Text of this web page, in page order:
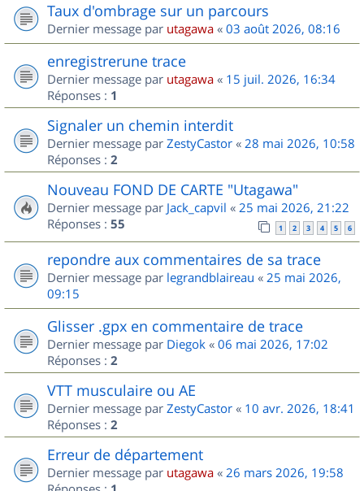
Taux d'ombrage sur un parcours
Dernier message par utagawa « 03 août 2026, 08:16
enregistrerune trace
Dernier message par utagawa « 15 juil. 2026, 16:34
Réponses : 1
Signaler un chemin interdit
Dernier message par ZestyCastor « 28 mai 2026, 10:58
Réponses : 2
Nouveau FOND DE CARTE "Utagawa"
Dernier message par Jack_capvil « 25 mai 2026, 21:22
Réponses : 55 1 2 3 4 5 6
repondre aux commentaires de sa trace
Dernier message par legrandblaireau « 25 mai 2026,
09:15
Glisser .gpx en commentaire de trace
Dernier message par Diegok « 06 mai 2026, 17:02
Réponses : 2
VTT musculaire ou AE
Dernier message par ZestyCastor « 10 avr. 2026, 18:41
Réponses : 2
Erreur de département
Dernier message par utagawa « 26 mars 2026, 19:58